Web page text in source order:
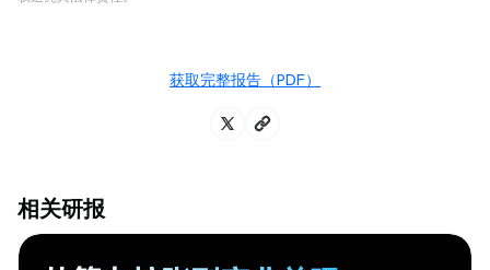
获取完整报告（PDF）
相关研报